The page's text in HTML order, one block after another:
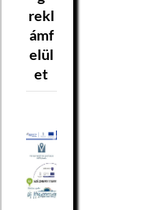
rekl
ámf
elül
et